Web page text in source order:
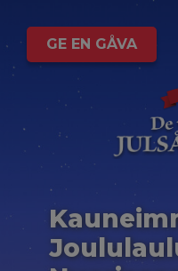
GE EN GÅVA